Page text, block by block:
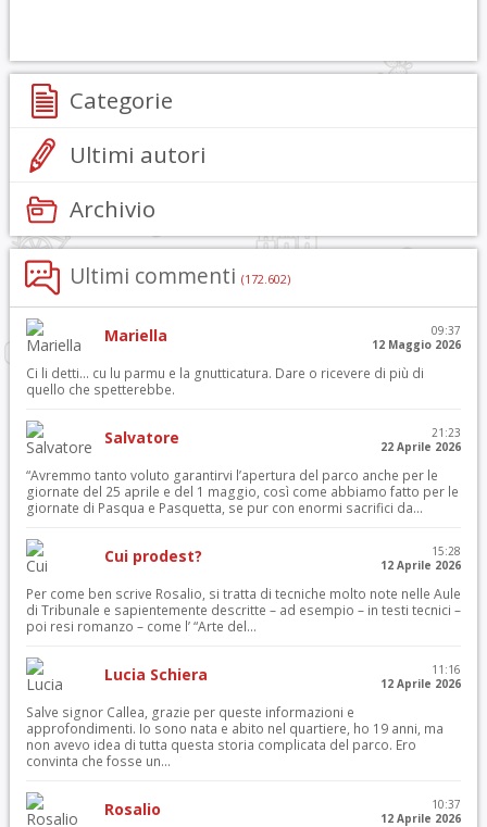
Categorie
Ultimi autori
Archivio
Ultimi commenti (172.602)
Mariella
09:37
12 Maggio 2026
Ci li detti… cu lu parmu e la gnutticatura. Dare o ricevere di più di
quello che spetterebbe.
Salvatore
21:23
22 Aprile 2026
“Avremmo tanto voluto garantirvi l’apertura del parco anche per le
giornate del 25 aprile e del 1 maggio, così come abbiamo fatto per le
giornate di Pasqua e Pasquetta, se pur con enormi sacrifici da...
Cui prodest?
15:28
12 Aprile 2026
Per come ben scrive Rosalio, si tratta di tecniche molto note nelle Aule
di Tribunale e sapientemente descritte – ad esempio – in testi tecnici –
poi resi romanzo – come l’ “Arte del...
Lucia Schiera
11:16
12 Aprile 2026
Salve signor Callea, grazie per queste informazioni e
approfondimenti. Io sono nata e abito nel quartiere, ho 19 anni, ma
non avevo idea di tutta questa storia complicata del parco. Ero
convinta che fosse un...
Rosalio
10:37
12 Aprile 2026